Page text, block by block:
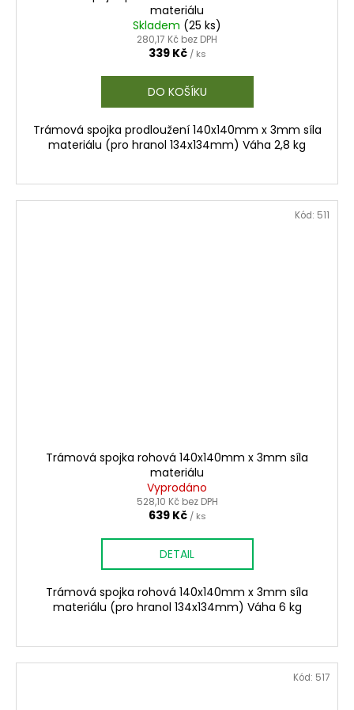
materiálu
Skladem (25 ks)
280,17 Kč bez DPH
339 Kč / ks
DO KOŠÍKU
Trámová spojka prodloužení 140x140mm x 3mm síla
materiálu (pro hranol 134x134mm) Váha 2,8 kg
Trámová spojka rohová 140x140mm x 3mm síla
materiálu
Vyprodáno
528,10 Kč bez DPH
639 Kč / ks
DETAIL
Trámová spojka rohová 140x140mm x 3mm síla
materiálu (pro hranol 134x134mm) Váha 6 kg
Kód: 511
Kód: 517